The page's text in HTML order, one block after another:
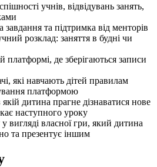
учнів, відвідувань занять,
завдання та підтримка від менторів
розклад: заняття в будні чи
платформі, де зберігаються записи
які навчають дітей правилам
платформою
дитина прагне дізнаватися нове
наступного уроку
вигляді власної гри, який дитина
та презентує іншим